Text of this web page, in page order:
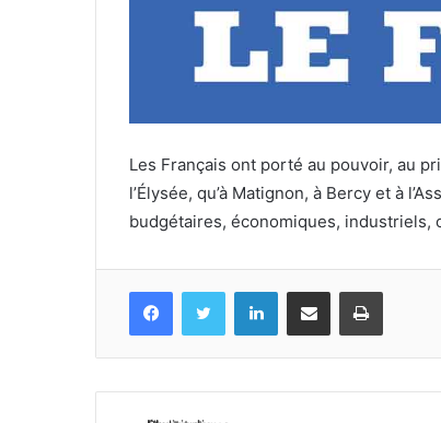
Les Français ont porté au pouvoir, au
l’Élysée, qu’à Matignon, à Bercy et à
budgétaires, économiques,
FacebookTwitter LinkedinPartagez par mail Imprimez